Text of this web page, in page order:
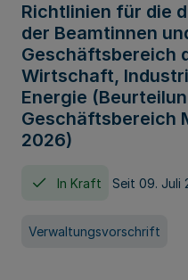
Richtlinien für die
der Beamtinnen
Geschäftsbereich
Wirtschaft,
Energie
Geschäftsbereich
2026)
In Kraft Seit 09. Juli
Verwaltungsvorschrift